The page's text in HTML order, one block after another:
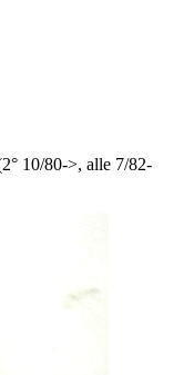
10/80->, alle 7/82-